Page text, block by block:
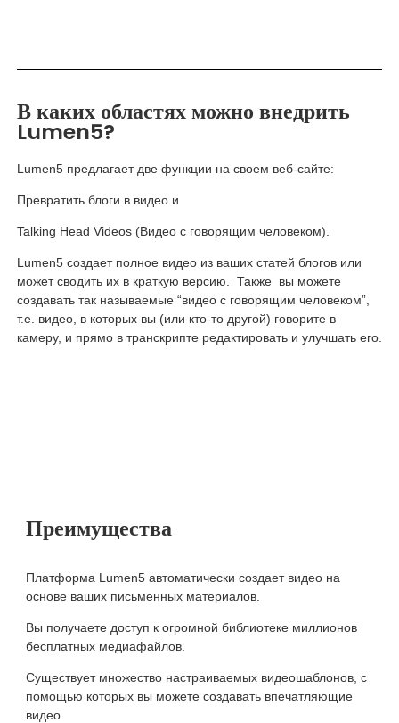
В каких областях можно внедрить
Lumen5?
Lumen5 предлагает две функции на своем веб-сайте:
Превратить блоги в видео и
Talking Head Videos (Видео с говорящим человеком).
Lumen5 создает полное видео из ваших статей блогов или
может сводить их в краткую версию. Также вы можете
создавать так называемые “видео с говорящим человеком”,
т.е. видео, в которых вы (или кто-то другой) говорите в
камеру, и прямо в транскрипте редактировать и улучшать его.
Преимущества
Платформа Lumen5 автоматически создает видео на
основе ваших письменных материалов.
Вы получаете доступ к огромной библиотеке миллионов
бесплатных медиафайлов.
Существует множество настраиваемых видеошаблонов, с
помощью которых вы можете создавать впечатляющие
видео.